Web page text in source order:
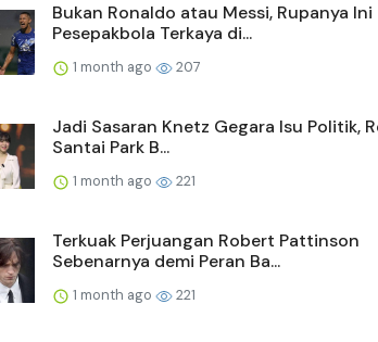
Bukan Ronaldo atau Messi, Rupanya Ini
Pesepakbola Terkaya di...
1 month ago 207
Jadi Sasaran Knetz Gegara Isu Politik,
Santai Park B...
1 month ago 221
Terkuak Perjuangan Robert Pattinson
Sebenarnya demi Peran Ba...
1 month ago 221